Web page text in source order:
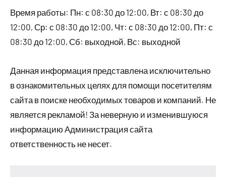
Время работы: Пн: с 08:30 до 12:00, Вт: с 08:30 до
12:00, Ср: с 08:30 до 12:00, Чт: с 08:30 до 12:00, Пт: с
08:30 до 12:00, Сб: выходной, Вс: выходной
Данная информация представлена исключительно
в ознакомительных целях для помощи посетителям
сайта в поиске необходимых товаров и компаний. Не
является рекламой! За неверную и изменившуюся
информацию Администрация сайта
ответственность не несет.